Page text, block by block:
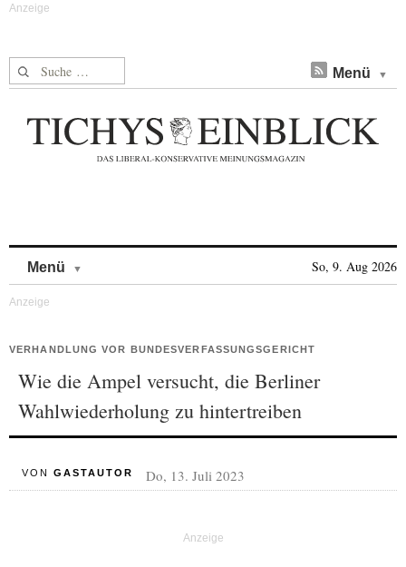
Suche nach: Menü
Menü So, 9. Aug 2026
VERHANDLUNG VOR BUNDESVERFASSUNGSGERICHT
Wie die Ampel versucht, die Berliner
Wahlwiederholung zu hintertreiben
VON GASTAUTOR Do, 13. Juli 2023